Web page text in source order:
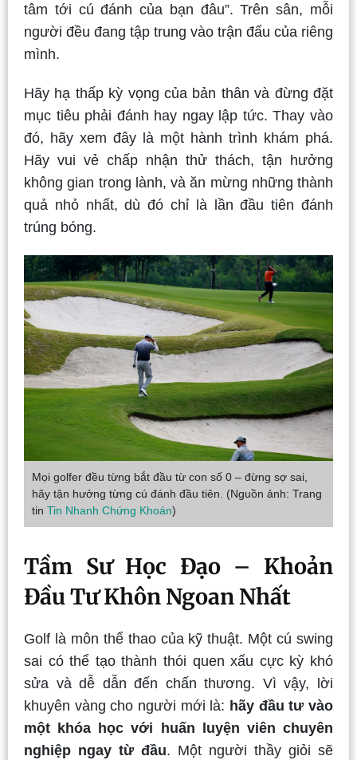
tâm tới cú đánh của bạn đâu”. Trên sân, mỗi
người đều đang tập trung vào trận đấu của riêng
mình.
Hãy hạ thấp kỳ vọng của bản thân và đừng đặt
mục tiêu phải đánh hay ngay lập tức. Thay vào
đó, hãy xem đây là một hành trình khám phá.
Hãy vui vẻ chấp nhận thử thách, tận hưởng
không gian trong lành, và ăn mừng những thành
quả nhỏ nhất, dù đó chỉ là lần đầu tiên đánh
trúng bóng.
Mọi golfer đều từng bắt đầu từ con số 0 – đừng sợ sai,
hãy tận hưởng từng cú đánh đầu tiên. (Nguồn ảnh: Trang
tin Tin Nhanh Chứng Khoán)
Tầm Sư Học Đạo – Khoản
Đầu Tư Khôn Ngoan Nhất
Golf là môn thể thao của kỹ thuật. Một cú swing
sai có thể tạo thành thói quen xấu cực kỳ khó
sửa và dễ dẫn đến chấn thương. Vì vậy, lời
khuyên vàng cho người mới là: hãy đầu tư vào
một khóa học với huấn luyện viên chuyên
nghiệp ngay từ đầu. Một người thầy giỏi sẽ